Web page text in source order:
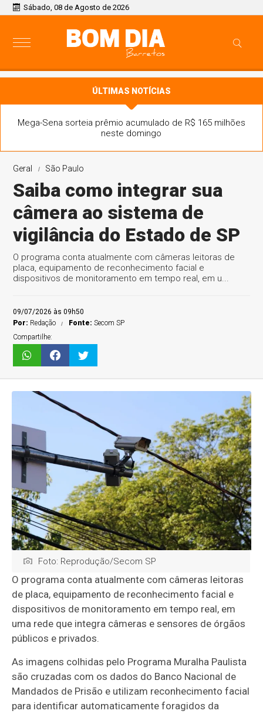
Sábado, 08 de Agosto de 2026
ÚLTIMAS NOTÍCIAS
Mega-Sena sorteia prêmio acumulado de R$ 165 milhões
neste domingo
Geral São Paulo
Saiba como integrar sua
câmera ao sistema de
vigilância do Estado de SP
O programa conta atualmente com câmeras leitoras de
placa, equipamento de reconhecimento facial e
dispositivos de monitoramento em tempo real, em u...
09/07/2026 às 09h50
Por: Redação Fonte:Secom SP
Compartilhe:
Foto: Reprodução/Secom SP
O programa conta atualmente com câmeras leitoras
de placa, equipamento de reconhecimento facial e
dispositivos de monitoramento em tempo real, em
uma rede que integra câmeras e sensores de órgãos
públicos e privados.
As imagens colhidas pelo Programa Muralha Paulista
são cruzadas com os dados do Banco Nacional de
Mandados de Prisão e utilizam reconhecimento facial
para identificar automaticamente foragidos da